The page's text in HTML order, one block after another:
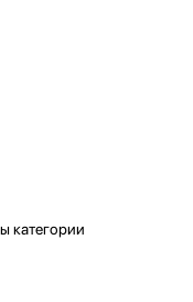
категории